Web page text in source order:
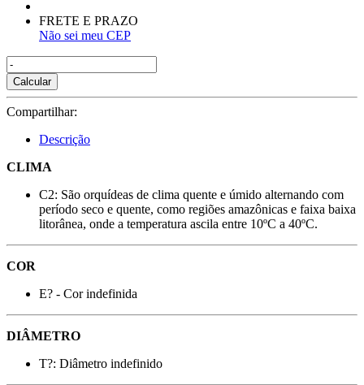
FRETE E PRAZO
Não sei meu CEP
Calcular
Compartilhar:
Descrição
CLIMA
C2: São orquídeas de clima quente e úmido alternando com
período seco e quente, como regiões amazônicas e faixa baixa
litorânea, onde a temperatura ascila entre 10ºC a 40ºC.
COR
E? - Cor indefinida
DIÂMETRO
T?: Diâmetro indefinido